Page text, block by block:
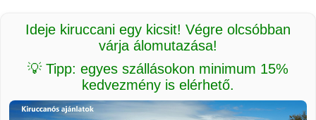
Ideje kiruccani egy kicsit! Végre olcsóbban
várja álomutazása!
💡 Tipp: egyes szállásokon minimum 15%
kedvezmény is elérhető.